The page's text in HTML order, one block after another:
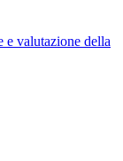
e valutazione della